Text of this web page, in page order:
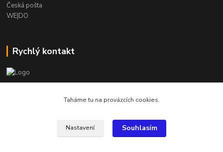
Česká pošta
WE|DO
Rychlý kontakt
info@armygalanterie.czTaháme tu na provázcích cookies.
Nastavení Souhlasím